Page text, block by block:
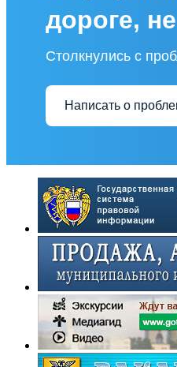
дороге,
Столкнулись с
Написать о